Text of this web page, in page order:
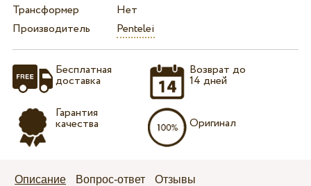
Трансформер
Нет
Производитель
Pentelei
Бесплатная
доставка
Гарантия
качества
Возврат до
14 дней
Оригинал
Описание Вопрос-ответ Отзывы